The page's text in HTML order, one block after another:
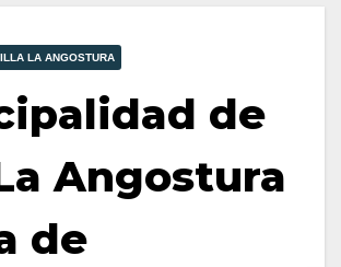
LA ANGOSTURA
de
Angostura
de